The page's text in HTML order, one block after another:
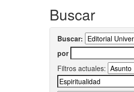
Buscar
Buscar:
por
Filtros actuales: